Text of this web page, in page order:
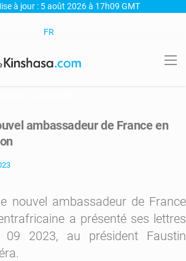
à jour : 5 août 2026 à 17h09 GMT
FR
ambassadeur de France en
nouvel ambassadeur de France
a présenté ses lettres
2023, au président Faustin